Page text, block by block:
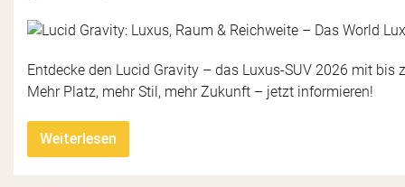
Entdecke den Lucid Gravity – das Luxus-SUV 2026 mit
Mehr Platz, mehr Stil, mehr Zukunft – jetzt informieren!
Weiterlesen